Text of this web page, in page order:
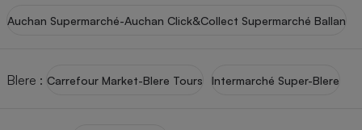
Auchan Supermarché-Auchan Click&Collect Supermarché Ballan
Blere : Carrefour Market-Blere Tours Intermarché Super-Blere